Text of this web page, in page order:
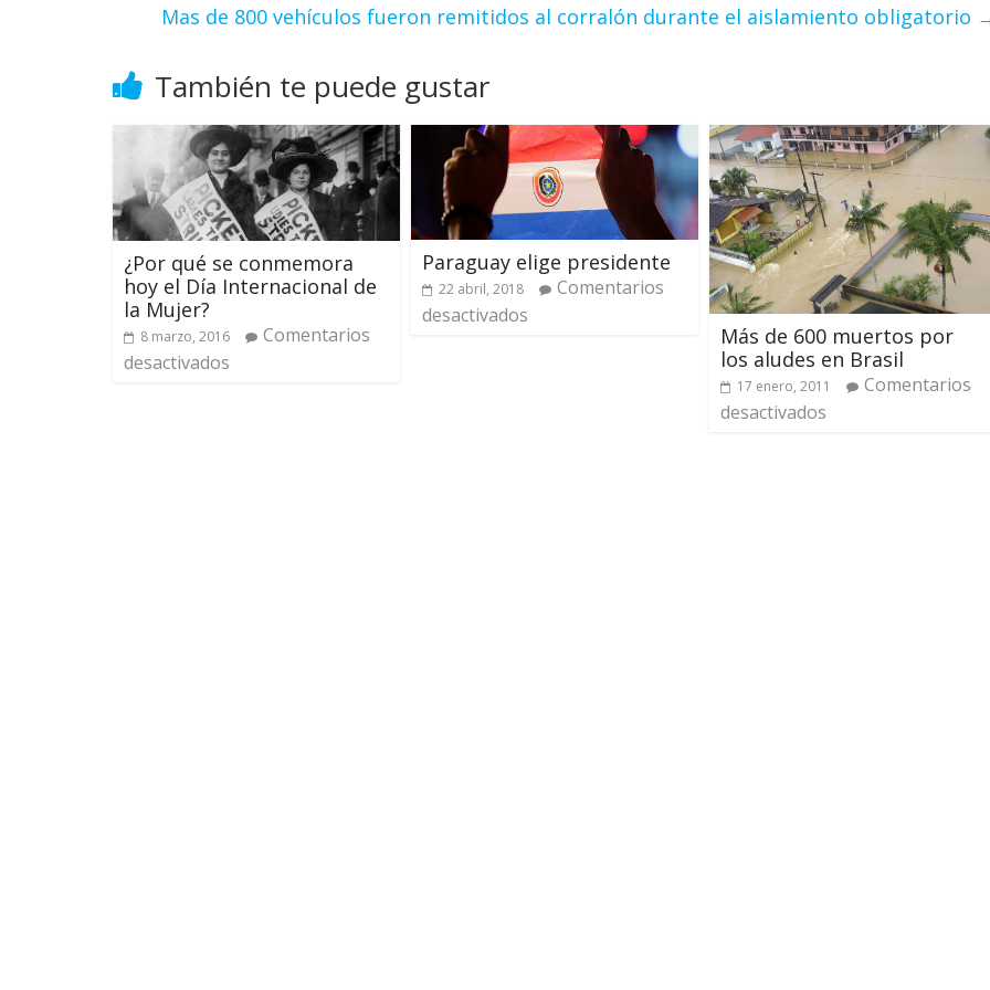
Mas de 800 vehículos fueron remitidos al corralón durante el aislamiento obligatorio
También te puede gustar
¿Por qué se conmemora
hoy el Día Internacional de
la Mujer?
8 marzo, 2016
Comentarios
desactivados
Paraguay elige presidente
22 abril, 2018
Comentarios
desactivados
Más de 600 muertos por
los aludes en Brasil
17 enero, 2011
Comentarios
desactivados